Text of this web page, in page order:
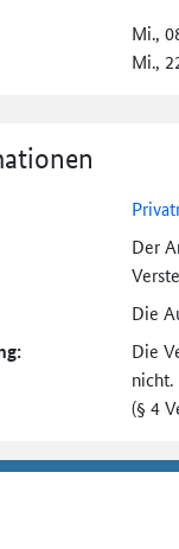
Mi.,
Mi.,
Der
Die
Die
nicht.
(§ 4